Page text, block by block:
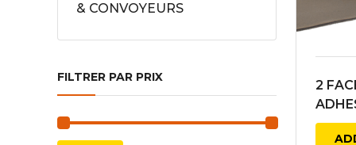
& CONVOYEURS
FILTRER PAR PRIX
2